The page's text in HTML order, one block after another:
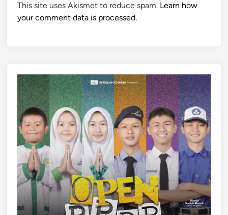
This site uses Akismet to reduce spam. Learn how
your comment data is processed.